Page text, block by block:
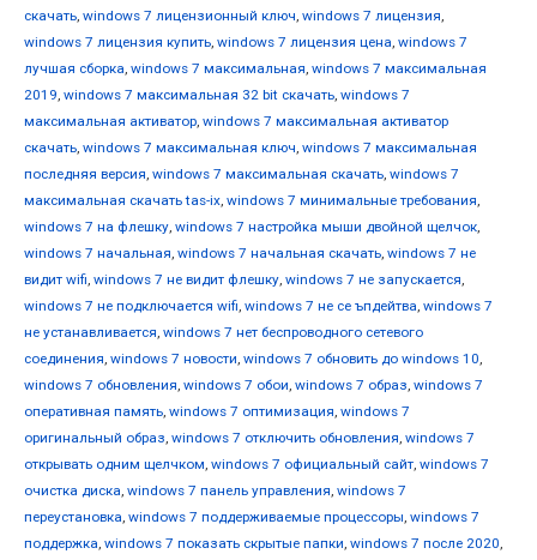
скачать, windows 7 лицензионный ключ, windows 7 лицензия,
windows 7 лицензия купить, windows 7 лицензия цена, windows 7
лучшая сборка, windows 7 максимальная, windows 7 максимальная
2019, windows 7 максимальная 32 bit скачать, windows 7
максимальная активатор, windows 7 максимальная активатор
скачать, windows 7 максимальная ключ, windows 7 максимальная
последняя версия, windows 7 максимальная скачать, windows 7
максимальная скачать tas-ix, windows 7 минимальные требования,
windows 7 на флешку, windows 7 настройка мыши двойной щелчок,
windows 7 начальная, windows 7 начальная скачать, windows 7 не
видит wifi, windows 7 не видит флешку, windows 7 не запускается,
windows 7 не подключается wifi, windows 7 не се ъпдейтва, windows 7
не устанавливается, windows 7 нет беспроводного сетевого
соединения, windows 7 новости, windows 7 обновить до windows 10,
windows 7 обновления, windows 7 обои, windows 7 образ, windows 7
оперативная память, windows 7 оптимизация, windows 7
оригинальный образ, windows 7 отключить обновления, windows 7
открывать одним щелчком, windows 7 официальный сайт, windows 7
очистка диска, windows 7 панель управления, windows 7
переустановка, windows 7 поддерживаемые процессоры, windows 7
поддержка, windows 7 показать скрытые папки, windows 7 после 2020,